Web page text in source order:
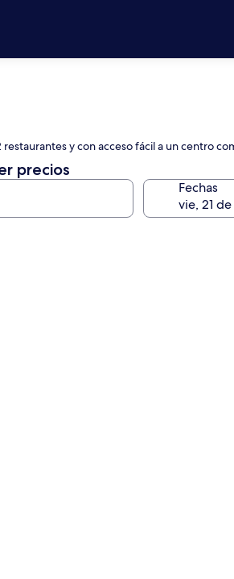
y con acceso fácil a un centro
precios
Fechas